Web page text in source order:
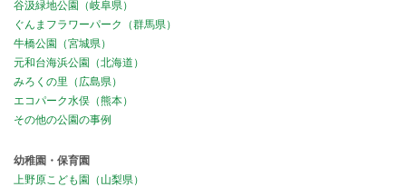
谷汲緑地公園（岐阜県）
ぐんまフラワーパーク（群馬県）
牛橋公園（宮城県）
元和台海浜公園（北海道）
みろくの里（広島県）
エコパーク水俣（熊本）
その他の公園の事例
幼稚園・保育園
上野原こども園（山梨県）